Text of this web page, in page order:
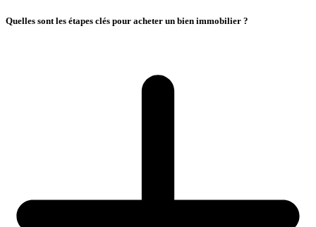
Quelles sont les étapes clés pour acheter un bien immobilier ?